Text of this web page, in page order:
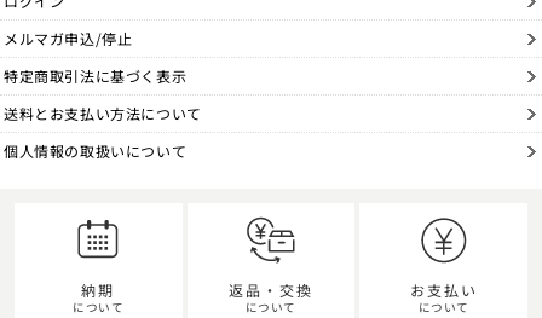
メルマガ申込/停止
特定商取引法に基づく表示
送料とお支払い方法について
個人情報の取扱いについて
納期
について
返品・交換
について
お支払い
について